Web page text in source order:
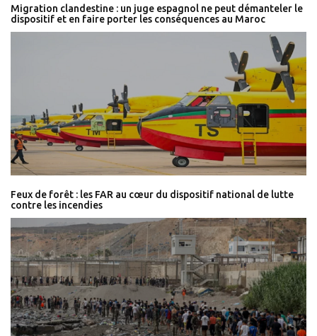
Migration clandestine : un juge espagnol ne peut démanteler le
dispositif et en faire porter les conséquences au Maroc
Feux de forêt : les FAR au cœur du dispositif national de lutte
contre les incendies